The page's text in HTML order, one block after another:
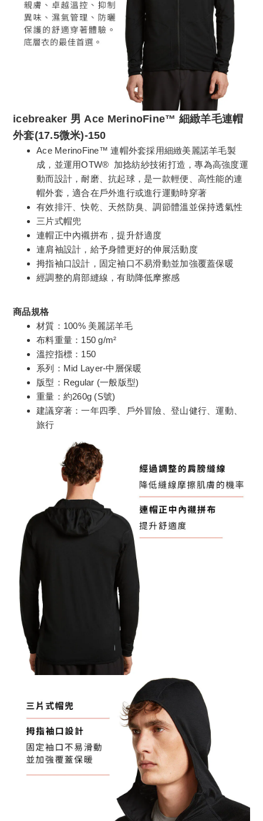
icebreaker 男 Ace MerinoFine™ 細緻羊毛連帽
外套(17.5微米)-150
Ace MerinoFine™ 連帽外套採用細緻美麗諾羊毛製
成，並運用OTW® 加捻紡紗技術打造，專為高強度運
動而設計，耐磨、抗起球，是一款輕​​便、高性能的連
帽外套，適合在戶外進行或進行運動時穿著
有效排汗、快乾、天然防臭、調節體溫並保持透氣性
三片式帽兜
連帽正中內襯拼布，提升舒適度
連肩袖設計，給予身體更好的伸展活動度
拇指袖口設計，固定袖口不易滑動並加強覆蓋保暖
經調整的肩部縫線，有助降低摩擦感
商品規格
材質：100% 美麗諾羊毛
布料重量：150 g/m²
溫控指標：150
系列：Mid Layer-中層保暖
版型：Regular (一般版型)
重量：約260g (S號)
建議穿著：一年四季、戶外冒險、登山健行、運動、
旅行